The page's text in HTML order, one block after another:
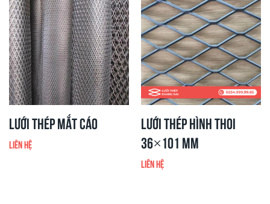
Lưới thép mắt cáo
Liên hệ
Lưới thép hình thoi
36×101 mm
Liên hệ